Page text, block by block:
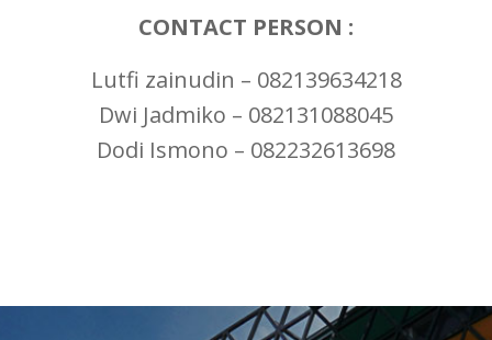
CONTACT PERSON :
Lutfi zainudin – 082139634218
Dwi Jadmiko – 082131088045
Dodi Ismono – 082232613698